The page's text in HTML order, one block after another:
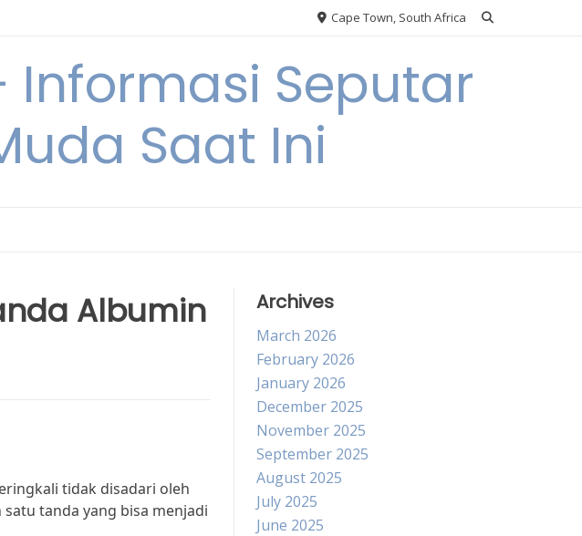
Cape Town, South Africa
Informasi Seputar
Saat Ini
Albumin
tidak disadari oleh
tanda yang bisa menjadi
Archives
March 2026
February 2026
January 2026
December 2025
November 2025
September 2025
August 2025
July 2025
June 2025